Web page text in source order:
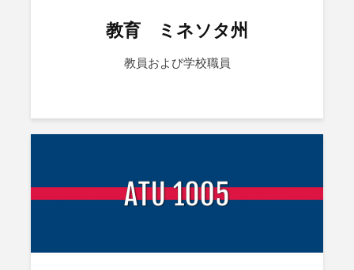
教育 ミネソタ州
教員および学校職員